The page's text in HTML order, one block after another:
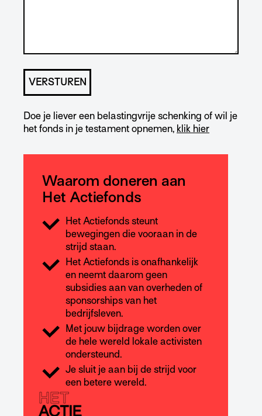
Doe je liever een belastingvrije schenking of wil je
het fonds in je testament opnemen, klik hier
Waarom doneren aan
Het Actiefonds
Het Actiefonds steunt
bewegingen die vooraan in de
strijd staan.
Het Actiefonds is onafhankelijk
en neemt daarom geen
subsidies aan van overheden of
sponsorships van het
bedrijfsleven.
Met jouw bijdrage worden over
de hele wereld lokale activisten
ondersteund.
Je sluit je aan bij de strijd voor
een betere wereld.